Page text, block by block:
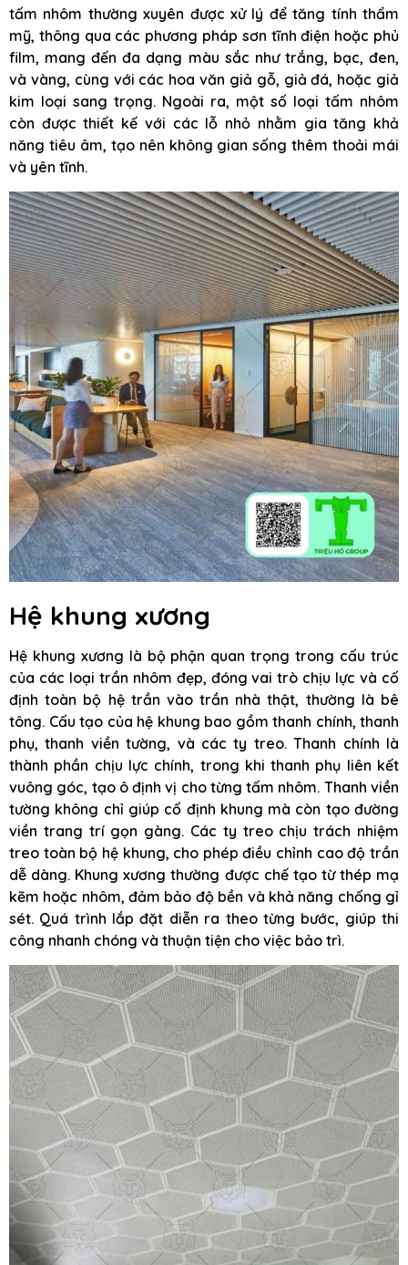
tấm nhôm thường xuyên được xử lý để tăng tính thẩm
mỹ, thông qua các phương pháp sơn tĩnh điện hoặc phủ
film, mang đến đa dạng màu sắc như trắng, bạc, đen,
và vàng, cùng với các hoa văn giả gỗ, giả đá, hoặc giả
kim loại sang trọng. Ngoài ra, một số loại tấm nhôm
còn được thiết kế với các lỗ nhỏ nhằm gia tăng khả
năng tiêu âm, tạo nên không gian sống thêm thoải mái
và yên tĩnh.
Hệ khung xương
Hệ khung xương là bộ phận quan trọng trong cấu trúc
của các loại trần nhôm đẹp, đóng vai trò chịu lực và cố
định toàn bộ hệ trần vào trần nhà thật, thường là bê
tông. Cấu tạo của hệ khung bao gồm thanh chính, thanh
phụ, thanh viền tường, và các ty treo. Thanh chính là
thành phần chịu lực chính, trong khi thanh phụ liên kết
vuông góc, tạo ô định vị cho từng tấm nhôm. Thanh viền
tường không chỉ giúp cố định khung mà còn tạo đường
viền trang trí gọn gàng. Các ty treo chịu trách nhiệm
treo toàn bộ hệ khung, cho phép điều chỉnh cao độ trần
dễ dàng. Khung xương thường được chế tạo từ thép mạ
kẽm hoặc nhôm, đảm bảo độ bền và khả năng chống gỉ
sét. Quá trình lắp đặt diễn ra theo từng bước, giúp thi
công nhanh chóng và thuận tiện cho việc bảo trì.